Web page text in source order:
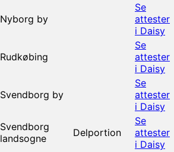
Nyborg by
Se
attester
i Daisy
Rudkøbing
Se
attester
i Daisy
Svendborg by
Se
attester
i Daisy
Svendborg
landsogne
Delportion
Se
attester
i Daisy